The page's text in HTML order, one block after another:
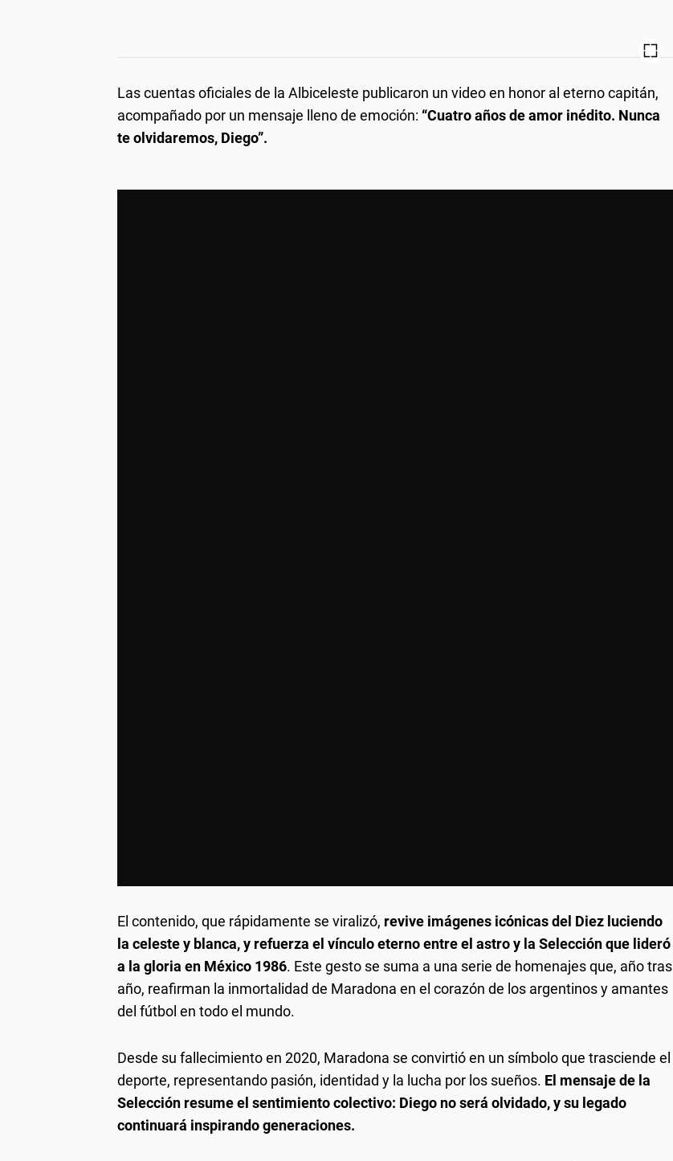
Las cuentas oficiales de la Albiceleste publicaron un video en honor al eterno capitán,
acompañado por un mensaje lleno de emoción: “Cuatro años de amor inédito. Nunca
te olvidaremos, Diego”.
El contenido, que rápidamente se viralizó, revive imágenes icónicas del Diez luciendo
la celeste y blanca, y refuerza el vínculo eterno entre el astro y la Selección que lideró
a la gloria en México 1986. Este gesto se suma a una serie de homenajes que, año tras
año, reafirman la inmortalidad de Maradona en el corazón de los argentinos y amantes
del fútbol en todo el mundo.
Desde su fallecimiento en 2020, Maradona se convirtió en un símbolo que trasciende el
deporte, representando pasión, identidad y la lucha por los sueños. El mensaje de la
Selección resume el sentimiento colectivo: Diego no será olvidado, y su legado
continuará inspirando generaciones.